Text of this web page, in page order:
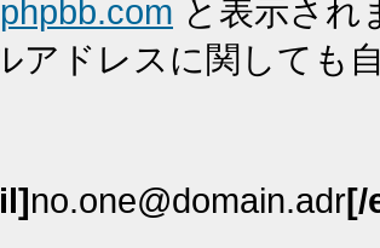
と表示され
アドレスに関しても
no.one@domain.adr[/